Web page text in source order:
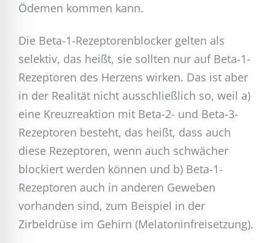
Ödemen kommen kann.
Die Beta-1-Rezeptorenblocker gelten als
selektiv, das heißt, sie sollten nur auf Beta-1-
Rezeptoren des Herzens wirken. Das ist aber
in der Realität nicht ausschließlich so, weil a)
eine Kreuzreaktion mit Beta-2- und Beta-3-
Rezeptoren besteht, das heißt, dass auch
diese Rezeptoren, wenn auch schwächer
blockiert werden können und b) Beta-1-
Rezeptoren auch in anderen Geweben
vorhanden sind, zum Beispiel in der
Zirbeldrüse im Gehirn (Melatoninfreisetzung).